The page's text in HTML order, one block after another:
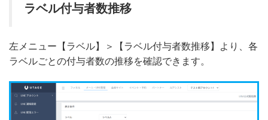
ラベル付与者数推移
左メニュー【ラベル】＞【ラベル付与者数推移】より、各
ラベルごとの付与者数の推移を確認できます。